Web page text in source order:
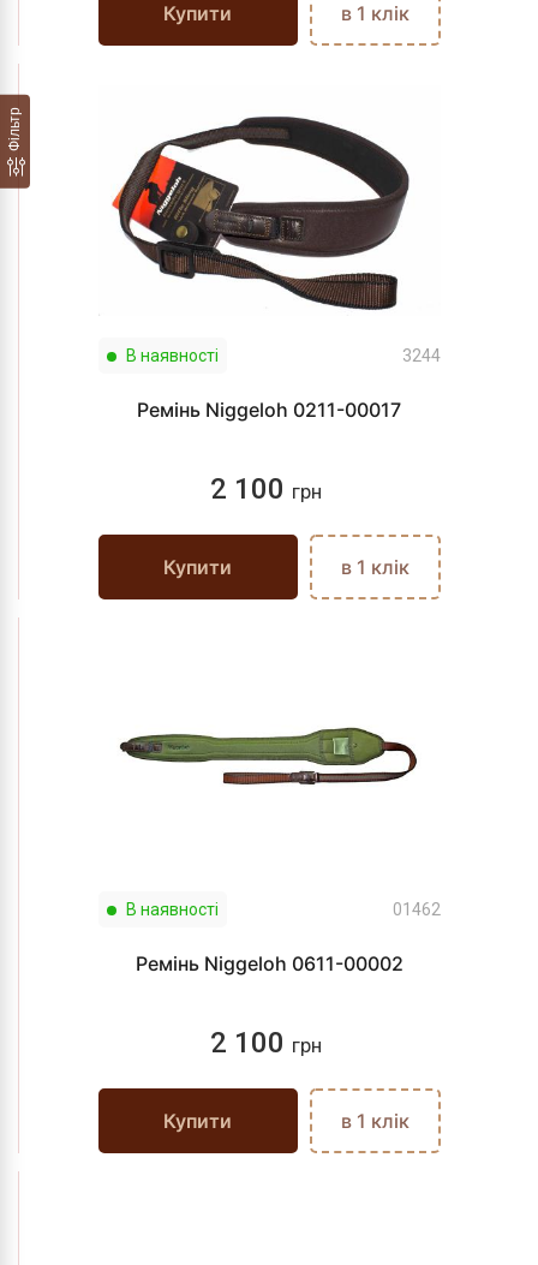
Фільтр
Купити в 1 клік
В наявності 3244
Ремінь Niggeloh 0211-00017
2 100 грн
Купити в 1 клік
В наявності 01462
Ремінь Niggeloh 0611-00002
2 100 грн
Купити в 1 клік